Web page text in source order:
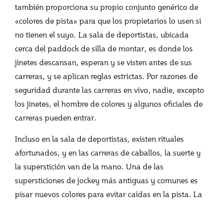
también proporciona su propio conjunto genérico de
«colores de pista» para que los propietarios lo usen si
no tienen el suyo. La sala de deportistas, ubicada
cerca del paddock de silla de montar, es donde los
jinetes descansan, esperan y se visten antes de sus
carreras, y se aplican reglas estrictas. Por razones de
seguridad durante las carreras en vivo, nadie, excepto
los jinetes, el hombre de colores y algunos oficiales de
carreras pueden entrar.
Incluso en la sala de deportistas, existen rituales
afortunados, y en las carreras de caballos, la suerte y
la superstición van de la mano. Una de las
supersticiones de jockey más antiguas y comunes es
pisar nuevos colores para evitar caídas en la pista. La